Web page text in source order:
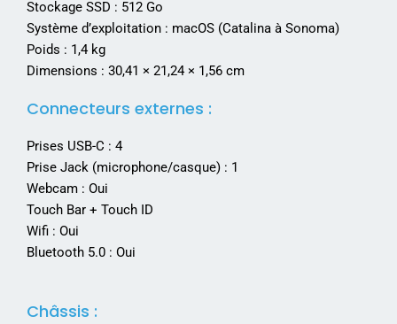
Stockage SSD : 512 Go
Système d’exploitation : macOS (Catalina à Sonoma)
Poids : 1,4 kg
Dimensions : 30,41 × 21,24 × 1,56 cm
Connecteurs externes :
Prises USB-C : 4
Prise Jack (microphone/casque) : 1
Webcam : Oui
Touch Bar + Touch ID
Wifi : Oui
Bluetooth 5.0 : Oui
Châssis :